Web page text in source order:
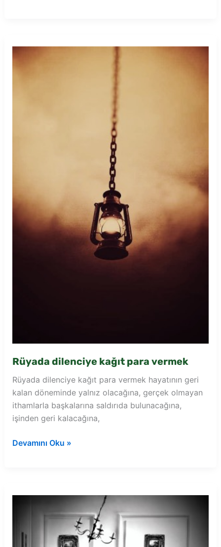
toplamak
Rüyada dilenciye kağıt para vermek
Rüyada dilenciye kağıt para vermek hayatının geri
kalan döneminde yalnız olacağına, gerçek olmayan
ithamlarla başkalarına saldırıda bulunacağına,
işinden geri kalacağına,
Rüyada
vermek
Devamını Oku »